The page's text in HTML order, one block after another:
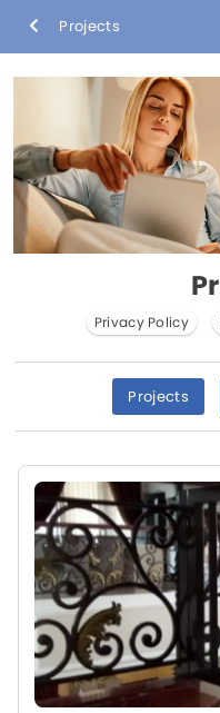
Projects
Privacy Policy
Projects